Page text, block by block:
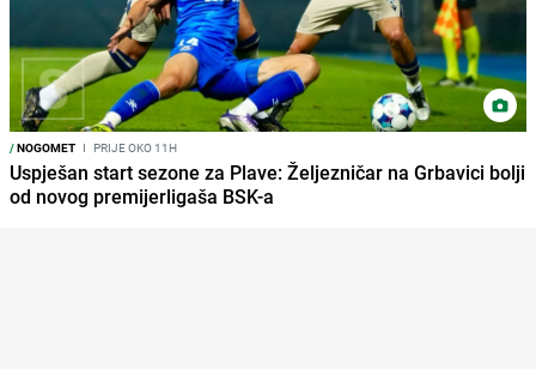
/NOGOMET I PRIJE OKO 11H
Uspješan start sezone za Plave: Željezničar na Grbavici bolji
od novog premijerligaša BSK-a